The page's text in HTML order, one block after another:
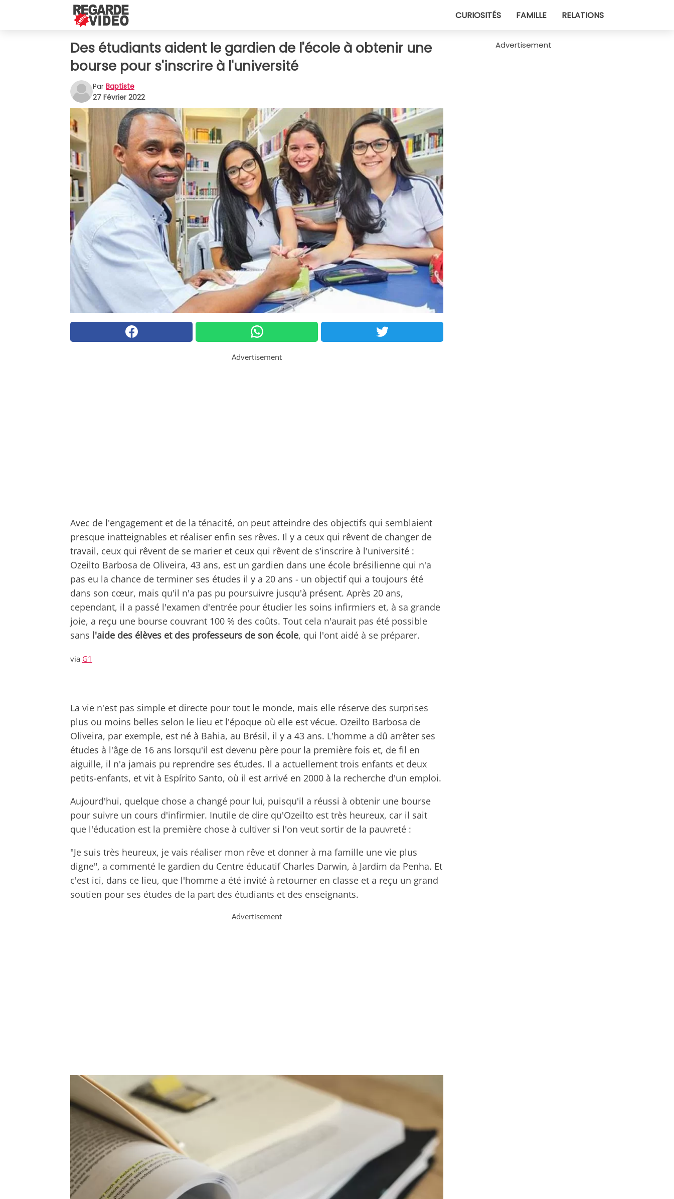
CURIOSITÉS FAMILLE RELATIONS
Des étudiants aident le gardien de l'école à obtenir une
bourse pour s'inscrire à l'université
Par Baptiste
27 Février 2022
Advertisement
Avec de l'engagement et de la ténacité, on peut atteindre des objectifs qui semblaient
presque inatteignables et réaliser enfin ses rêves. Il y a ceux qui rêvent de changer de
travail, ceux qui rêvent de se marier et ceux qui rêvent de s'inscrire à l'université :
Ozeilto Barbosa de Oliveira, 43 ans, est un gardien dans une école brésilienne qui n'a
pas eu la chance de terminer ses études il y a 20 ans - un objectif qui a toujours été
dans son cœur, mais qu'il n'a pas pu poursuivre jusqu'à présent. Après 20 ans,
cependant, il a passé l'examen d'entrée pour étudier les soins infirmiers et, à sa grande
joie, a reçu une bourse couvrant 100 % des coûts. Tout cela n'aurait pas été possible
sans l'aide des élèves et des professeurs de son école, qui l'ont aidé à se préparer.
via G1
La vie n'est pas simple et directe pour tout le monde, mais elle réserve des surprises
plus ou moins belles selon le lieu et l'époque où elle est vécue. Ozeilto Barbosa de
Oliveira, par exemple, est né à Bahia, au Brésil, il y a 43 ans. L'homme a dû arrêter ses
études à l'âge de 16 ans lorsqu'il est devenu père pour la première fois et, de fil en
aiguille, il n'a jamais pu reprendre ses études. Il a actuellement trois enfants et deux
petits-enfants, et vit à Espírito Santo, où il est arrivé en 2000 à la recherche d'un emploi.
Aujourd'hui, quelque chose a changé pour lui, puisqu'il a réussi à obtenir une bourse
pour suivre un cours d'infirmier. Inutile de dire qu'Ozeilto est très heureux, car il sait
que l'éducation est la première chose à cultiver si l'on veut sortir de la pauvreté :
"Je suis très heureux, je vais réaliser mon rêve et donner à ma famille une vie plus
digne", a commenté le gardien du Centre éducatif Charles Darwin, à Jardim da Penha. Et
c'est ici, dans ce lieu, que l'homme a été invité à retourner en classe et a reçu un grand
soutien pour ses études de la part des étudiants et des enseignants.
Advertisement
Advertisement